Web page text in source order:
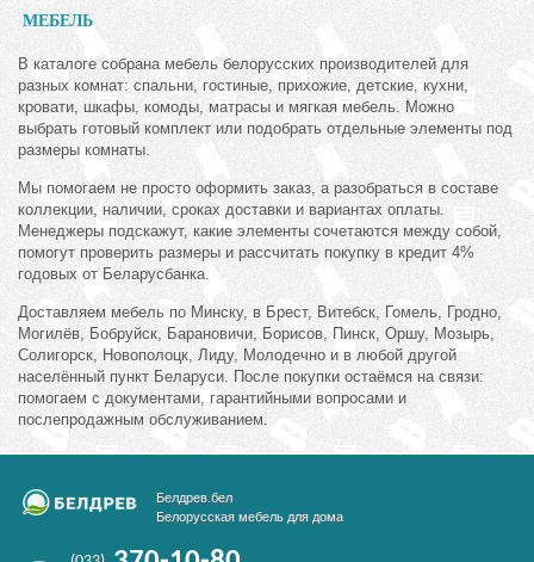
МЕБЕЛЬ
В каталоге собрана мебель белорусских производителей для
разных комнат: спальни, гостиные, прихожие, детские, кухни,
кровати, шкафы, комоды, матрасы и мягкая мебель. Можно
выбрать готовый комплект или подобрать отдельные элементы под
размеры комнаты.
Мы помогаем не просто оформить заказ, а разобраться в составе
коллекции, наличии, сроках доставки и вариантах оплаты.
Менеджеры подскажут, какие элементы сочетаются между собой,
помогут проверить размеры и рассчитать покупку в кредит 4%
годовых от Беларусбанка.
Доставляем мебель по Минску, в Брест, Витебск, Гомель, Гродно,
Могилёв, Бобруйск, Барановичи, Борисов, Пинск, Оршу, Мозырь,
Солигорск, Новополоцк, Лиду, Молодечно и в любой другой
населённый пункт Беларуси. После покупки остаёмся на связи:
помогаем с документами, гарантийными вопросами и
послепродажным обслуживанием.
Белдрев.бел
Белорусская мебель для дома